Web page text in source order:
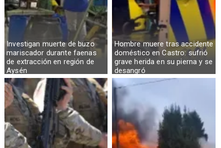
Investigan muerte de buzo
mariscador durante faenas
de extracción en región de
Aysén
Hombre muere tras accidente
doméstico en Castro: sufrió
grave herida en su pierna y se
desangró